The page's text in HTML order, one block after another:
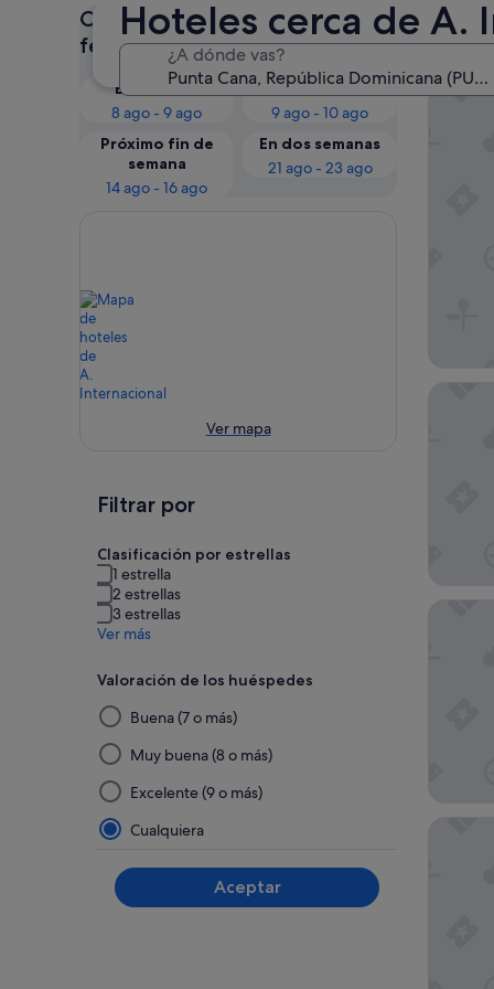
Hoteles cerca de A.
¿A dónde vas?
Consulta los precios para estas
fechas
Esta noche
8 ago - 9 ago
Mañana
9 ago - 10 ago
Próximo fin de
semana
14 ago - 16 ago
En dos semanas
21 ago - 23 ago
Ver mapa
Filtrar por
Clasificación por estrellas
1 estrella
2 estrellas
3 estrellas
Ver más
Valoración de los huéspedes
Al
seleccionar
y
aplicar
un
filtro
de
este
grupo,
Buena (7 o más)
Muy buena (8 o más)
Excelente (9 o más)
Cualquiera
Aceptar
Barceló